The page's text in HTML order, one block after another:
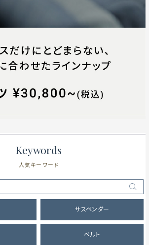
Keywords
人気キーワード
サスペンダー
ベルト